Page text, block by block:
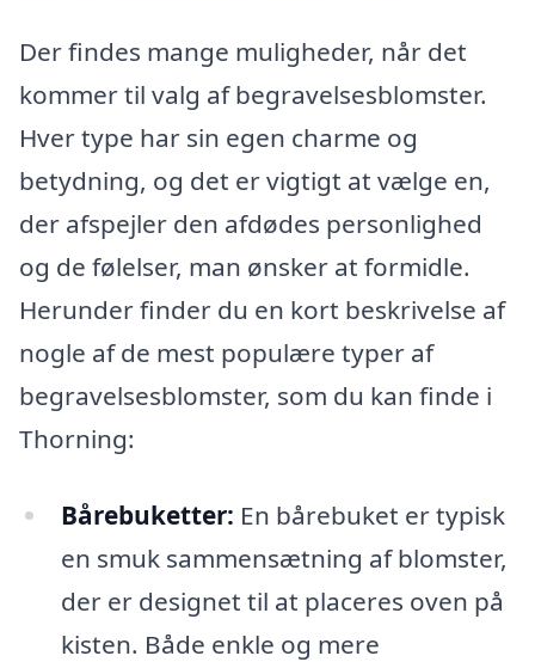
Der findes mange muligheder, når det
kommer til valg af begravelsesblomster.
Hver type har sin egen charme og
betydning, og det er vigtigt at vælge en,
der afspejler den afdødes personlighed
og de følelser, man ønsker at formidle.
Herunder finder du en kort beskrivelse af
nogle af de mest populære typer af
begravelsesblomster, som du kan finde i
Thorning:
Bårebuketter: En bårebuket er typisk
en smuk sammensætning af blomster,
der er designet til at placeres oven på
kisten. Både enkle og mere